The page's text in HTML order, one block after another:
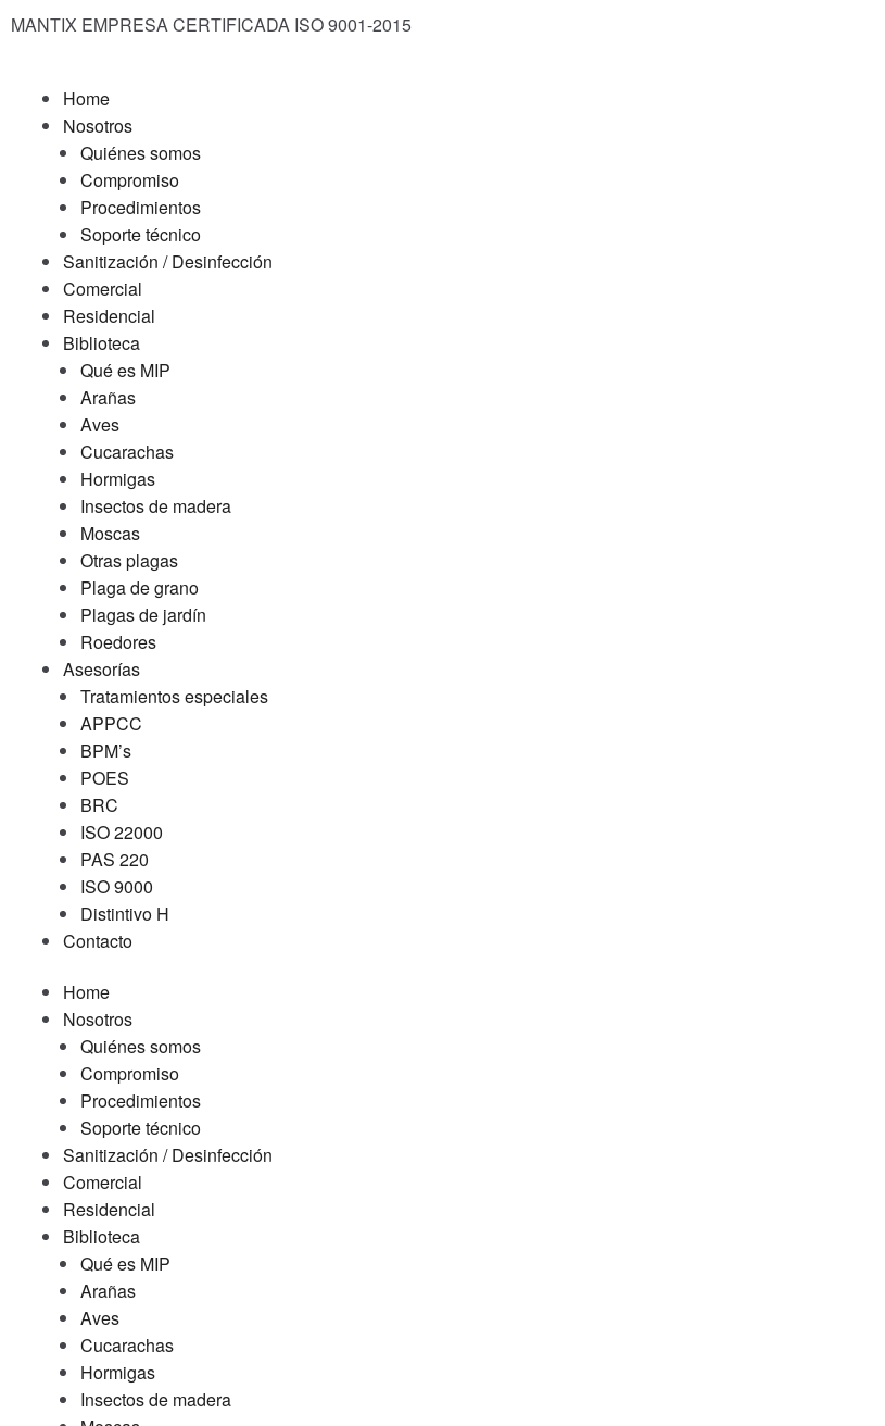
MANTIX EMPRESA CERTIFICADA ISO 9001-2015
Home
Nosotros
Quiénes somos
Compromiso
Procedimientos
Soporte técnico
Sanitización / Desinfección
Comercial
Residencial
Biblioteca
Qué es MIP
Arañas
Aves
Cucarachas
Hormigas
Insectos de madera
Moscas
Otras plagas
Plaga de grano
Plagas de jardín
Roedores
Asesorías
Tratamientos especiales
APPCC
BPM’s
POES
BRC
ISO 22000
PAS 220
ISO 9000
Distintivo H
Contacto
Home
Nosotros
Quiénes somos
Compromiso
Procedimientos
Soporte técnico
Sanitización / Desinfección
Comercial
Residencial
Biblioteca
Qué es MIP
Arañas
Aves
Cucarachas
Hormigas
Insectos de madera